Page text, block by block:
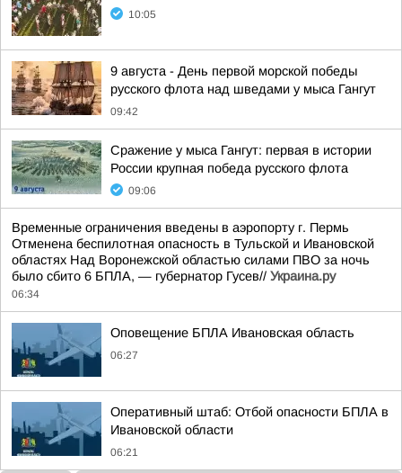
10:05
9 августа - День первой морской победы
русского флота над шведами у мыса Гангут
09:42
Сражение у мыса Гангут: первая в истории
России крупная победа русского флота
09:06
Временные ограничения введены в аэропорту г. Пермь
Отменена беспилотная опасность в Тульской и Ивановской
областях Над Воронежской областью силами ПВО за ночь
было сбито 6 БПЛА, — губернатор Гусев// Украина.ру
06:34
Оповещение БПЛА Ивановская область
06:27
Оперативный штаб: Отбой опасности БПЛА в
Ивановской области
06:21